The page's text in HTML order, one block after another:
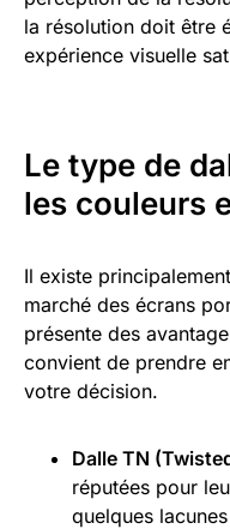
la résolution doit être
expérience visuelle
Le type de
les couleurs
Il existe
marché des écrans
présente des
convient de prendre
votre décision.
Dalle TN
réputées pour
quelques